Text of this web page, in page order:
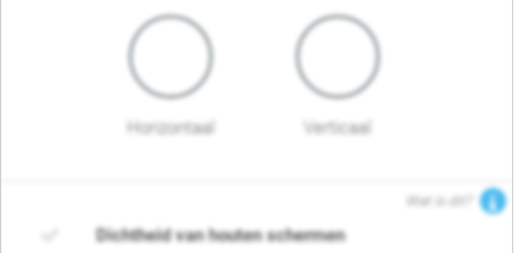
Horizontaal Verticaal
Wat is dit?
Dichtheid van houten schermen